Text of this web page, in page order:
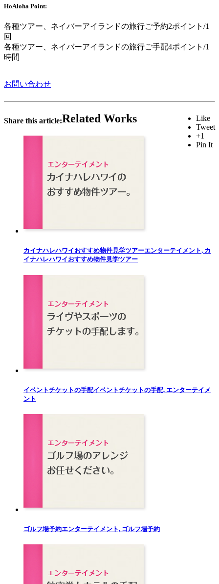
HoAloha Point:
各種ツアー、ネイバーアイランドの旅行ご予約2ポイント/1
回
各種ツアー、ネイバーアイランドの旅行ご手配4ポイント/1
時間
お問い合わせ
Share this article:
Like
Tweet
+1
Pin It
Related Works
カイナハレハワイおすすめ物件見学ツアーエンターテイメント, カ
イナハレハワイおすすめ物件見学ツアー
イベントチケットの手配イベントチケットの手配, エンターテイメ
ント
ゴルフ場予約エンターテイメント, ゴルフ場予約